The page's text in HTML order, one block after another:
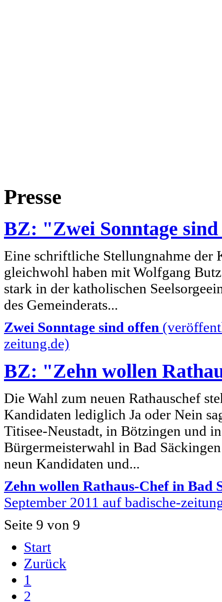
Presse
BZ: "Zwei Sonntage
Eine schriftliche Stellungnahme der
gleichwohl haben mit Wolfgang
stark in der katholischen
des Gemeinderats...
Zwei Sonntage sind offen
zeitung.de)
BZ: "Zehn wollen
Die Wahl zum neuen Rathauschef
Kandidaten lediglich Ja oder Nein
Titisee-Neustadt, in Bötzingen und
Bürgermeisterwahl in Bad
neun Kandidaten und...
Zehn wollen Rathaus-Chef in Bad
September 2011 auf badische-
Seite 9 von 9
Start
Zurück
1
2